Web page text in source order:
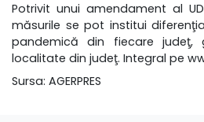
Potrivit unui amendament al
măsurile se pot institui
pandemică din fiecare
localitate din judeţ. Integral pe
Sursa: AGERPRES